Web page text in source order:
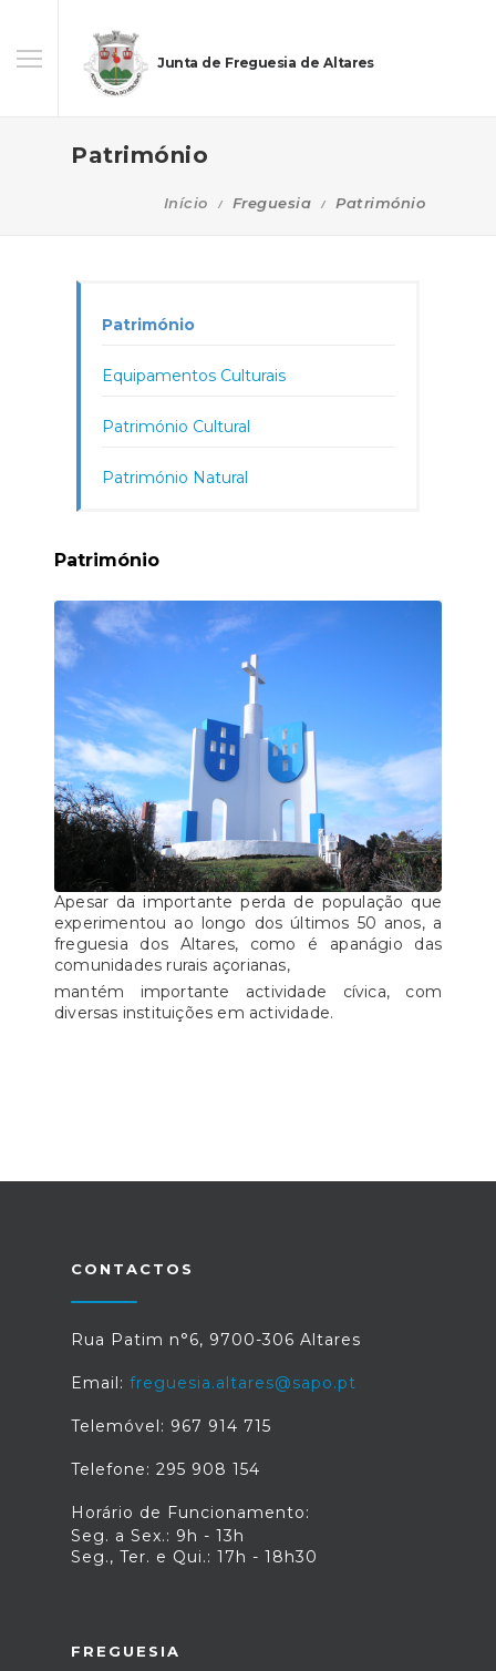
Junta de Freguesia de Altares
Património
Início Freguesia Património
Património
Equipamentos Culturais
Património Cultural
Património Natural
Património
Apesar da importante perda de população que
experimentou ao longo dos últimos 50 anos, a
freguesia dos Altares, como é apanágio das
comunidades rurais açorianas,
mantém importante actividade cívica, com
diversas instituições em actividade.
CONTACTOS
Rua Patim n°6, 9700-306 Altares
Email: freguesia.altares@sapo.pt
Telemóvel: 967 914 715
Telefone: 295 908 154
Horário de Funcionamento:
Seg. a Sex.: 9h - 13h
Seg., Ter. e Qui.: 17h - 18h30
FREGUESIA